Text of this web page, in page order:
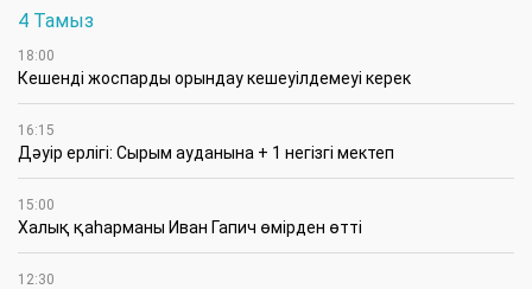
4 Тамыз
18:00
Кешенді жоспарды орындау кешеуілдемеуі керек
16:15
Дәуір ерлігі: Сырым ауданына + 1 негізгі мектеп
15:00
Халық қаһарманы Иван Гапич өмірден өтті
12:30